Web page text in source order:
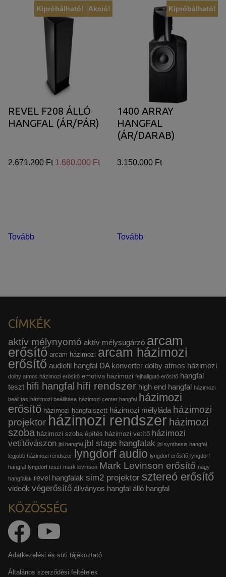
Akció!
Kipróbálható!
REVEL F208 ÁLLÓ
HANGFAL (ÁR/PÁR)
2.671.200 Ft 1.680.000 Ft
Tovább
Kipróbálható!
1400 ARRAY
HANGFAL
(ÁR/DARAB)
3.150.000 Ft
Tovább
CÍMKÉK
aktív mélynyomó aktív mélysugárzó arcam
erősítő arcam házimozi arcam házimozi
erősítő audiofil hangfal DA konverter dolby atmos házimozi
dolby atmos házimozi erősítő emotiva házimozi fejhallgató erősítő hangfal
teszt hifi hangfal hifi rendszer high end hangfal házimozi
beállítás házimozi beállítása házimozi center hangfal házimozi
erősítő házimozi hangfalszett házimozi mélyláda házimozi
projektor házimozi rendszer házimozi
szoba házimozi szoba építés házimozi vetítő házimozi
vetítővászon jbl hangfal jbl stage hangfalak jbl synthesis hangfal
legjobb házimozi rendszer lyngdorf audio lyngdorf erősítő lyngdorf
hangfal lyngdorf teszt mark levinson Mark Levinson erősítő nagy
hangfalak revel hangfalak sim2 projektor sztereó erősítő
videók végerősítő állványos hangfal álló hangfal
KÖZÖSSÉG
Adatkezelési és süti tájékoztató
Általános szerződési feltételek